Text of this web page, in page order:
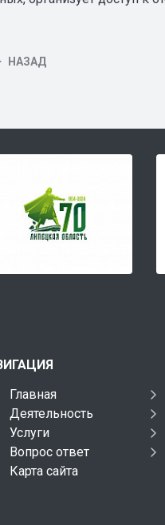
НАЗАД
Главная
Деятельность
Услуги
Вопрос ответ
Карта сайта